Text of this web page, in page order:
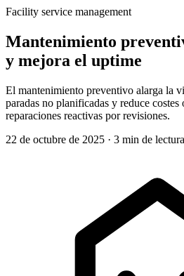
Facility service management
Mantenimiento
y mejora el uptime
El mantenimiento preventivo alarga la
paradas no planificadas y reduce
reparaciones reactivas por revisiones.
22 de octubre de 2025 · 3 min de lectura